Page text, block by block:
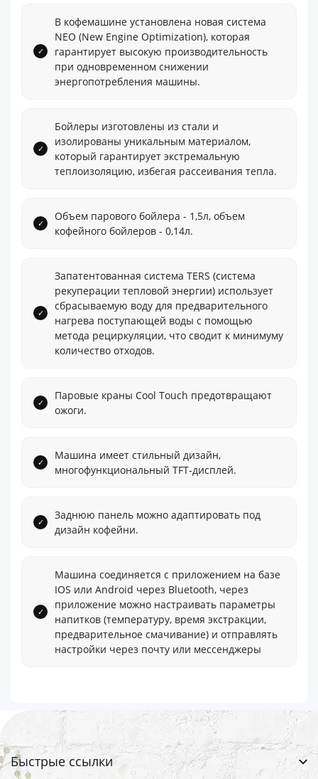
В кофемашине установлена новая система
NEO (New Engine Optimization), которая
гарантирует высокую производительность
при одновременном снижении
энергопотребления машины.
Бойлеры изготовлены из стали и
изолированы уникальным материалом,
который гарантирует экстремальную
теплоизоляцию, избегая рассеивания тепла.
Объем парового бойлера - 1,5л, объем
кофейного бойлеров - 0,14л.
Запатентованная система TERS (система
рекуперации тепловой энергии) использует
сбрасываемую воду для предварительного
нагрева поступающей воды с помощью
метода рециркуляции, что сводит к минимуму
количество отходов.
Паровые краны Cool Touch предотвращают
ожоги.
Машина имеет стильный дизайн,
многофункциональный TFT-дисплей.
Заднюю панель можно адаптировать под
дизайн кофейни.
Машина соединяется с приложением на базе
IOS или Android через Bluetooth, через
приложение можно настраивать параметры
напитков (температуру, время экстракции,
предварительное смачивание) и отправлять
настройки через почту или мессенджеры
Быстрые ссылки